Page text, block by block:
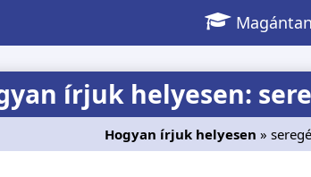
írjuk helyesen:
Hogyan írjuk helyesen »